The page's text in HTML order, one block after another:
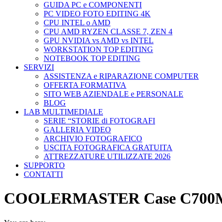
GUIDA PC e COMPONENTI
PC VIDEO FOTO EDITING 4K
CPU INTEL o AMD
CPU AMD RYZEN CLASSE 7, ZEN 4
GPU NVIDIA vs AMD vs INTEL
WORKSTATION TOP EDITING
NOTEBOOK TOP EDITING
SERVIZI
ASSISTENZA e RIPARAZIONE COMPUTER
OFFERTA FORMATIVA
SITO WEB AZIENDALE e PERSONALE
BLOG
LAB MULTIMEDIALE
SERIE “STORIE di FOTOGRAFI
GALLERIA VIDEO
ARCHIVIO FOTOGRAFICO
USCITA FOTOGRAFICA GRATUITA
ATTREZZATURE UTILIZZATE 2026
SUPPORTO
CONTATTI
COOLERMASTER Case